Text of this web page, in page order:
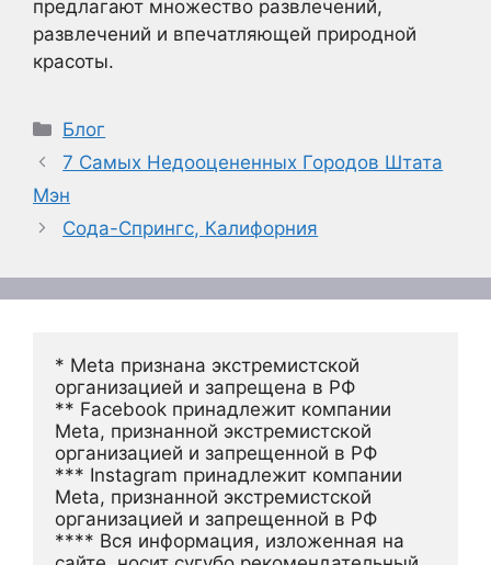
предлагают множество развлечений,
развлечений и впечатляющей природной
красоты.
Рубрики
Блог
7 Самых Недооцененных Городов Штата
Мэн
Сода-Спрингс, Калифорния
* Meta признана экстремистской
организацией и запрещена в РФ
** Facebook принадлежит компании
Meta, признанной экстремистской
организацией и запрещенной в РФ
*** Instagram принадлежит компании
Meta, признанной экстремистской
организацией и запрещенной в РФ
**** Вся информация, изложенная на